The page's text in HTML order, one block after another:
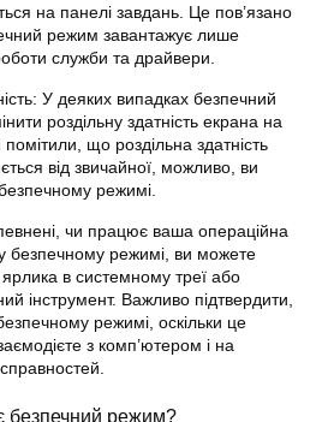
на панелі завдань. Це пов’язано
режим завантажує лише
служби та драйвери.
У деяких випадках безпечний
роздільну здатність екрана на
що роздільна здатність
від звичайної, можливо, ви
режимі.
чи працює ваша операційна
безпечному режимі, ви можете
ярлика в системному треї або
інструмент. Важливо підтвердити,
режимі, оскільки це
з комп’ютером і на
безпечний режим?